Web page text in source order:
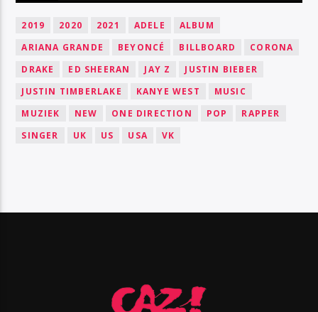
2019 2020 2021 ADELE
ALBUM
ARIANA GRANDE
BEYONCÉ BILLBOARD
CORONA
DRAKE
ED SHEERAN JAY Z
JUSTIN BIEBER
JUSTIN TIMBERLAKE
KANYE WEST
MUSIC
MUZIEK
NEW ONE DIRECTION POP
RAPPER
SINGER
UK US USA VK